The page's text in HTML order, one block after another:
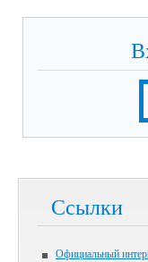
Ссылки
Официальный